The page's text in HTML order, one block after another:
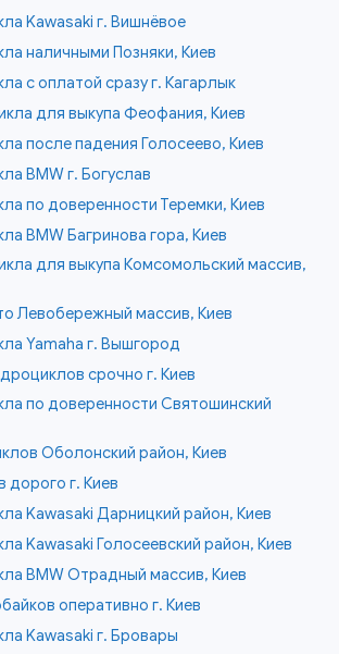
Kawasaki г. Вишнёвое
наличными Позняки, Киев
с оплатой сразу г. Кагарлык
для выкупа Феофания, Киев
после падения Голосеево, Киев
BMW г. Богуслав
по доверенности Теремки, Киев
BMW Багринова гора, Киев
для выкупа Комсомольский массив,
Левобережный массив, Киев
Yamaha г. Вышгород
срочно г. Киев
по доверенности Святошинский
Оболонский район, Киев
дорого г. Киев
Kawasaki Дарницкий район, Киев
Kawasaki Голосеевский район, Киев
BMW Отрадный массив, Киев
оперативно г. Киев
Kawasaki г. Бровары